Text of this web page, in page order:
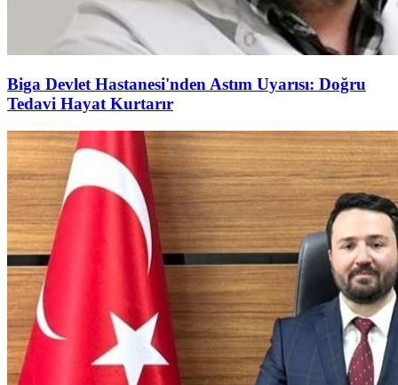
Biga Devlet Hastanesi'nden Astım Uyarısı: Doğru
Tedavi Hayat Kurtarır